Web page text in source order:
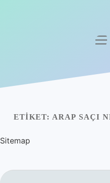
Yasal Uyarı
Hakkımızda
ETIKET: ARAP SAÇI
Sitemap